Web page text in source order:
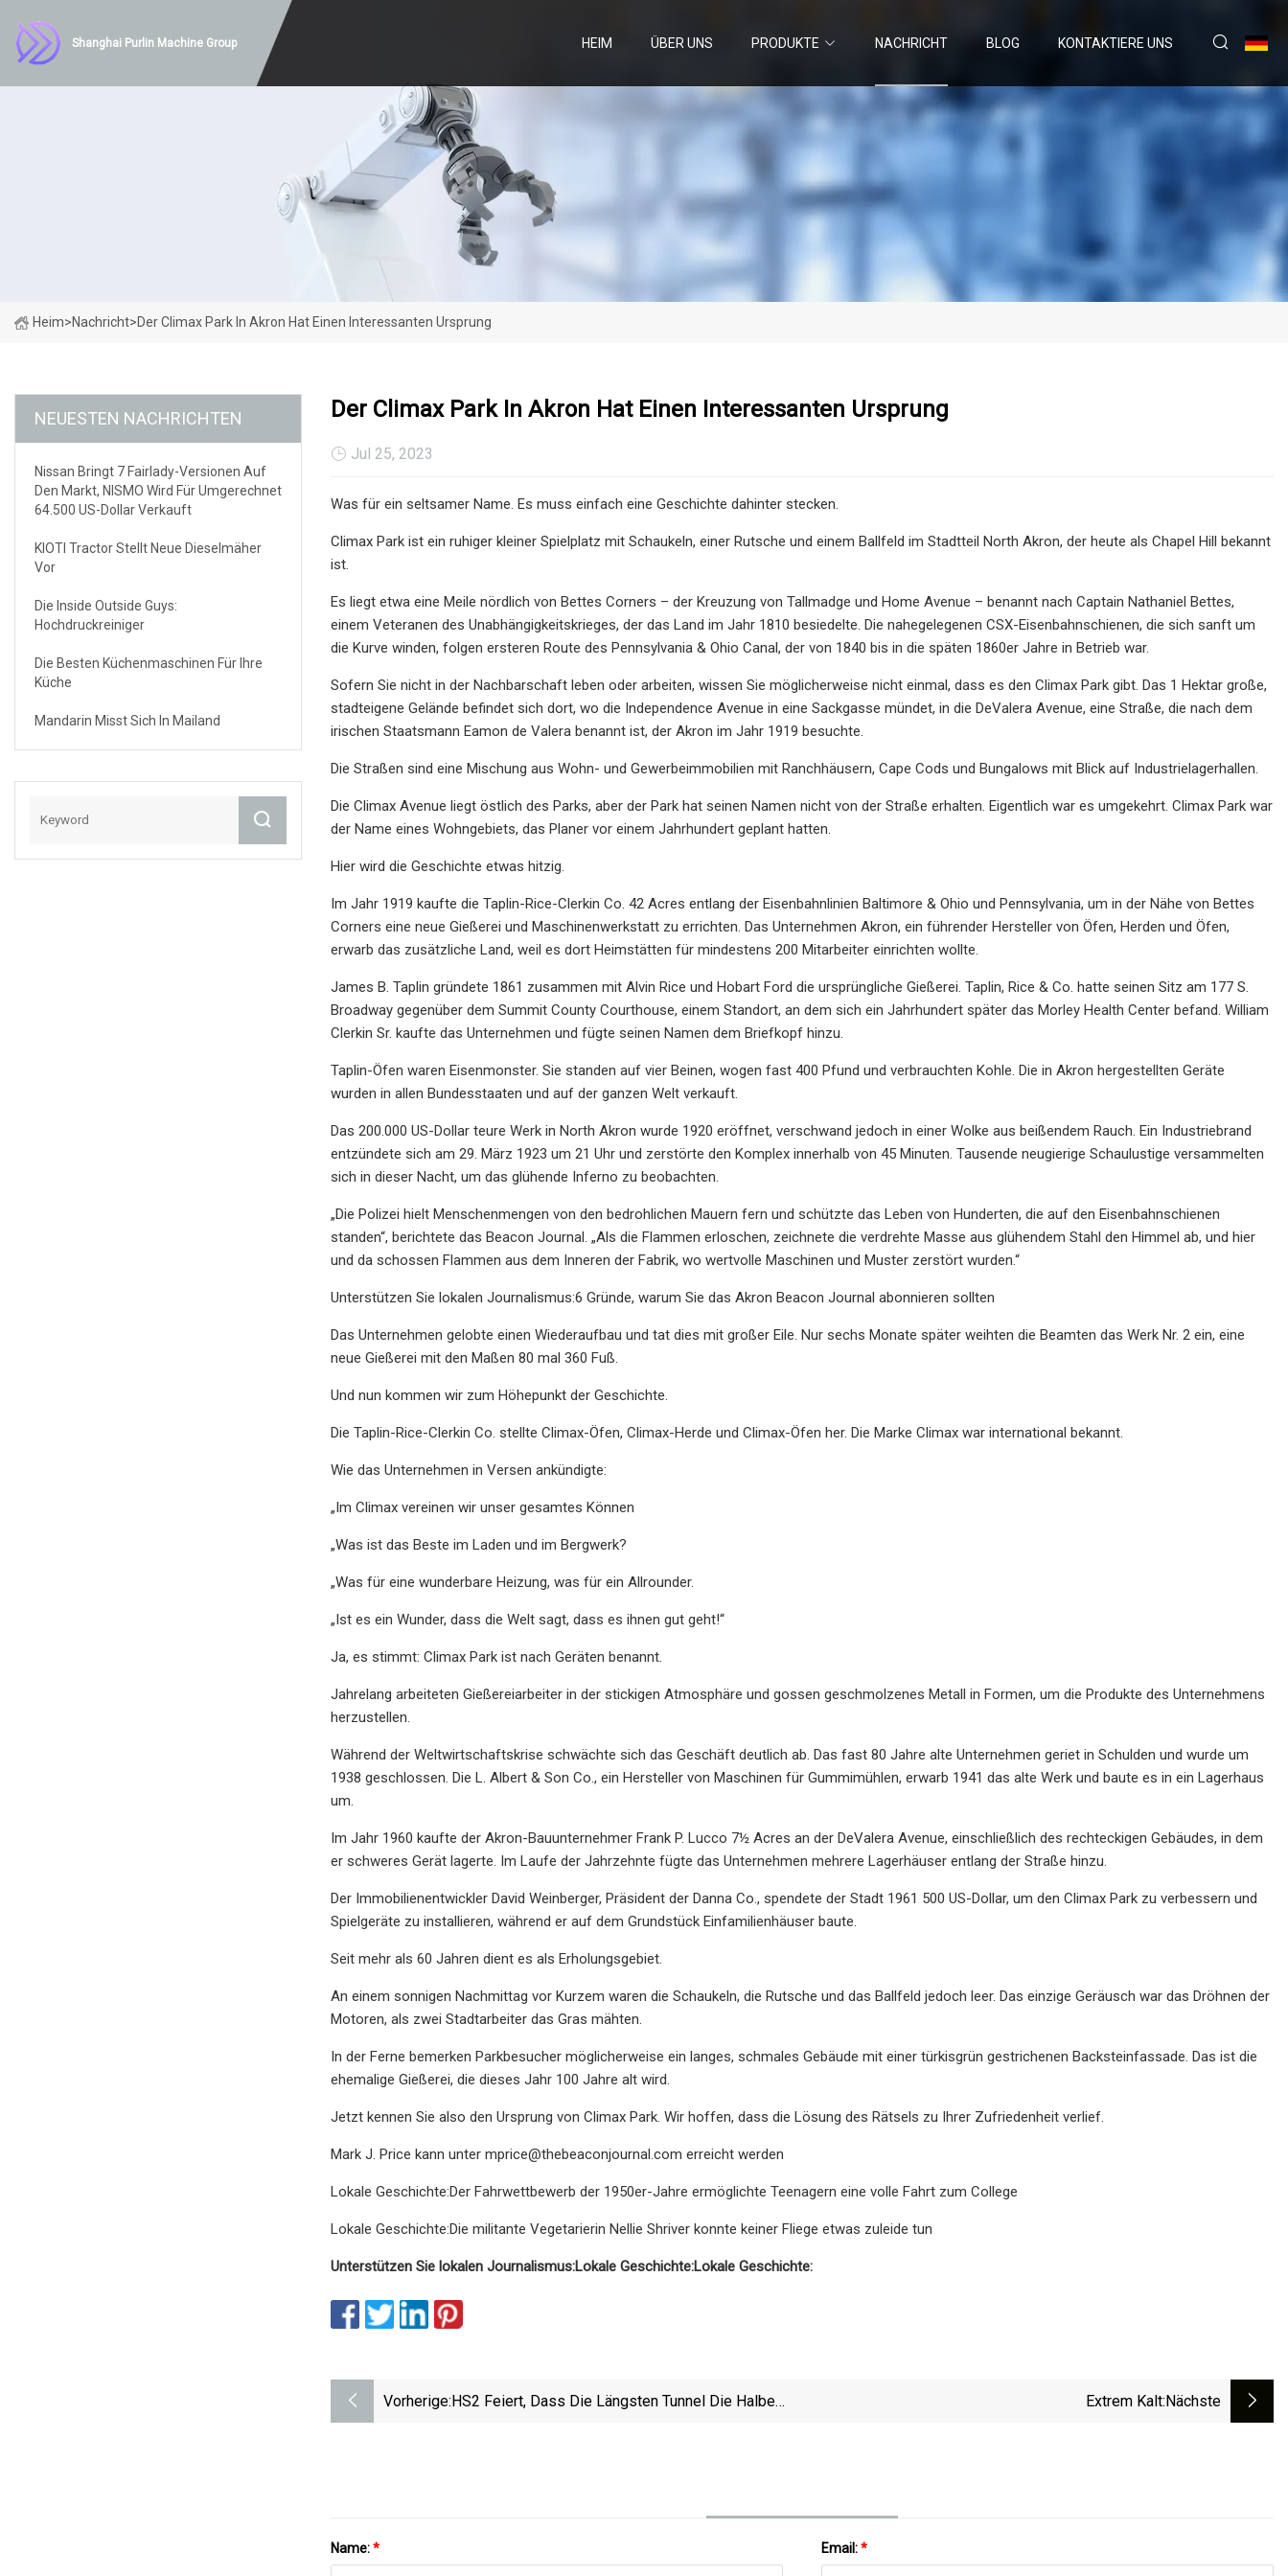
Shanghai Purlin Machine Group HEIM ÜBER UNS PRODUKTE NACHRICHT BLOG KONTAKTIERE UNS
Heim>Nachricht>Der Climax Park In Akron Hat Einen Interessanten Ursprung
NEUESTEN NACHRICHTEN
Nissan Bringt 7 Fairlady-Versionen Auf
Den Markt, NISMO Wird Für Umgerechnet
64.500 US-Dollar Verkauft
KIOTI Tractor Stellt Neue Dieselmäher
Vor
Die Inside Outside Guys:
Hochdruckreiniger
Die Besten Küchenmaschinen Für Ihre
Küche
Mandarin Misst Sich In Mailand
Der Climax Park In Akron Hat Einen Interessanten Ursprung
Jul 25, 2023
Was für ein seltsamer Name. Es muss einfach eine Geschichte dahinter stecken.
Climax Park ist ein ruhiger kleiner Spielplatz mit Schaukeln, einer Rutsche und einem Ballfeld im Stadtteil North Akron, der heute als Chapel Hill bekannt
ist.
Es liegt etwa eine Meile nördlich von Bettes Corners – der Kreuzung von Tallmadge und Home Avenue – benannt nach Captain Nathaniel Bettes,
einem Veteranen des Unabhängigkeitskrieges, der das Land im Jahr 1810 besiedelte. Die nahegelegenen CSX-Eisenbahnschienen, die sich sanft um
die Kurve winden, folgen ersteren Route des Pennsylvania & Ohio Canal, der von 1840 bis in die späten 1860er Jahre in Betrieb war.
Sofern Sie nicht in der Nachbarschaft leben oder arbeiten, wissen Sie möglicherweise nicht einmal, dass es den Climax Park gibt. Das 1 Hektar große,
stadteigene Gelände befindet sich dort, wo die Independence Avenue in eine Sackgasse mündet, in die DeValera Avenue, eine Straße, die nach dem
irischen Staatsmann Eamon de Valera benannt ist, der Akron im Jahr 1919 besuchte.
Die Straßen sind eine Mischung aus Wohn- und Gewerbeimmobilien mit Ranchhäusern, Cape Cods und Bungalows mit Blick auf Industrielagerhallen.
Die Climax Avenue liegt östlich des Parks, aber der Park hat seinen Namen nicht von der Straße erhalten. Eigentlich war es umgekehrt. Climax Park war
der Name eines Wohngebiets, das Planer vor einem Jahrhundert geplant hatten.
Hier wird die Geschichte etwas hitzig.
Im Jahr 1919 kaufte die Taplin-Rice-Clerkin Co. 42 Acres entlang der Eisenbahnlinien Baltimore & Ohio und Pennsylvania, um in der Nähe von Bettes
Corners eine neue Gießerei und Maschinenwerkstatt zu errichten. Das Unternehmen Akron, ein führender Hersteller von Öfen, Herden und Öfen,
erwarb das zusätzliche Land, weil es dort Heimstätten für mindestens 200 Mitarbeiter einrichten wollte.
James B. Taplin gründete 1861 zusammen mit Alvin Rice und Hobart Ford die ursprüngliche Gießerei. Taplin, Rice & Co. hatte seinen Sitz am 177 S.
Broadway gegenüber dem Summit County Courthouse, einem Standort, an dem sich ein Jahrhundert später das Morley Health Center befand. William
Clerkin Sr. kaufte das Unternehmen und fügte seinen Namen dem Briefkopf hinzu.
Taplin-Öfen waren Eisenmonster. Sie standen auf vier Beinen, wogen fast 400 Pfund und verbrauchten Kohle. Die in Akron hergestellten Geräte
wurden in allen Bundesstaaten und auf der ganzen Welt verkauft.
Das 200.000 US-Dollar teure Werk in North Akron wurde 1920 eröffnet, verschwand jedoch in einer Wolke aus beißendem Rauch. Ein Industriebrand
entzündete sich am 29. März 1923 um 21 Uhr und zerstörte den Komplex innerhalb von 45 Minuten. Tausende neugierige Schaulustige versammelten
sich in dieser Nacht, um das glühende Inferno zu beobachten.
„Die Polizei hielt Menschenmengen von den bedrohlichen Mauern fern und schützte das Leben von Hunderten, die auf den Eisenbahnschienen
standen“, berichtete das Beacon Journal. „Als die Flammen erloschen, zeichnete die verdrehte Masse aus glühendem Stahl den Himmel ab, und hier
und da schossen Flammen aus dem Inneren der Fabrik, wo wertvolle Maschinen und Muster zerstört wurden.“
Unterstützen Sie lokalen Journalismus:6 Gründe, warum Sie das Akron Beacon Journal abonnieren sollten
Das Unternehmen gelobte einen Wiederaufbau und tat dies mit großer Eile. Nur sechs Monate später weihten die Beamten das Werk Nr. 2 ein, eine
neue Gießerei mit den Maßen 80 mal 360 Fuß.
Und nun kommen wir zum Höhepunkt der Geschichte.
Die Taplin-Rice-Clerkin Co. stellte Climax-Öfen, Climax-Herde und Climax-Öfen her. Die Marke Climax war international bekannt.
Wie das Unternehmen in Versen ankündigte:
„Im Climax vereinen wir unser gesamtes Können
„Was ist das Beste im Laden und im Bergwerk?
„Was für eine wunderbare Heizung, was für ein Allrounder.
„Ist es ein Wunder, dass die Welt sagt, dass es ihnen gut geht!“
Ja, es stimmt: Climax Park ist nach Geräten benannt.
Jahrelang arbeiteten Gießereiarbeiter in der stickigen Atmosphäre und gossen geschmolzenes Metall in Formen, um die Produkte des Unternehmens
herzustellen.
Während der Weltwirtschaftskrise schwächte sich das Geschäft deutlich ab. Das fast 80 Jahre alte Unternehmen geriet in Schulden und wurde um
1938 geschlossen. Die L. Albert & Son Co., ein Hersteller von Maschinen für Gummimühlen, erwarb 1941 das alte Werk und baute es in ein Lagerhaus
um.
Im Jahr 1960 kaufte der Akron-Bauunternehmer Frank P. Lucco 7½ Acres an der DeValera Avenue, einschließlich des rechteckigen Gebäudes, in dem
er schweres Gerät lagerte. Im Laufe der Jahrzehnte fügte das Unternehmen mehrere Lagerhäuser entlang der Straße hinzu.
Der Immobilienentwickler David Weinberger, Präsident der Danna Co., spendete der Stadt 1961 500 US-Dollar, um den Climax Park zu verbessern und
Spielgeräte zu installieren, während er auf dem Grundstück Einfamilienhäuser baute.
Seit mehr als 60 Jahren dient es als Erholungsgebiet.
An einem sonnigen Nachmittag vor Kurzem waren die Schaukeln, die Rutsche und das Ballfeld jedoch leer. Das einzige Geräusch war das Dröhnen der
Motoren, als zwei Stadtarbeiter das Gras mähten.
In der Ferne bemerken Parkbesucher möglicherweise ein langes, schmales Gebäude mit einer türkisgrün gestrichenen Backsteinfassade. Das ist die
ehemalige Gießerei, die dieses Jahr 100 Jahre alt wird.
Jetzt kennen Sie also den Ursprung von Climax Park. Wir hoffen, dass die Lösung des Rätsels zu Ihrer Zufriedenheit verlief.
Mark J. Price kann unter mprice@thebeaconjournal.com erreicht werden
Lokale Geschichte:Der Fahrwettbewerb der 1950er-Jahre ermöglichte Teenagern eine volle Fahrt zum College
Lokale Geschichte:Die militante Vegetarierin Nellie Shriver konnte keiner Fliege etwas zuleide tun
Unterstützen Sie lokalen Journalismus:Lokale Geschichte:Lokale Geschichte:
Vorherige:HS2 Feiert, Dass Die Längsten Tunnel Die Halbe
Extrem Kalt:nächste
Name:* Email:*